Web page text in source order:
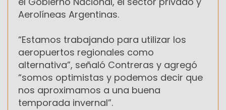
Aerolíneas Argentinas.
“Estamos trabajando para utilizar los
aeropuertos regionales como
alternativa”, señaló Contreras y agregó
“somos optimistas y podemos decir que
nos aproximamos a una buena
temporada invernal”.